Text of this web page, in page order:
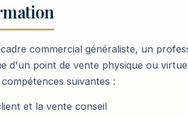
commercial généraliste, un
d'un point de vente physique ou
suivantes :
et la vente conseil